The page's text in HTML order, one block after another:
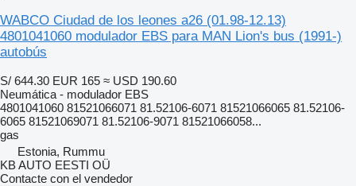
WABCO Ciudad de los leones a26 (01.98-12.13)
4801041060 modulador EBS para MAN Lion's bus (1991-)
autobús
S/ 644.30 EUR 165 ≈ USD 190.60
Neumática - modulador EBS
4801041060 81521066071 81.52106-6071 81521066065 81.52106-
6065 81521069071 81.52106-9071 81521066058...
gas
Estonia, Rummu
KB AUTO EESTI OÜ
Contacte con el vendedor